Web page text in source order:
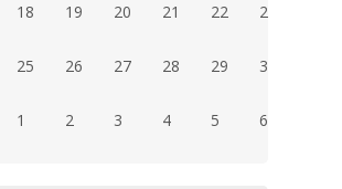
18 19 20 21 22 23
25 26 27 28 29 30
1 2 3 4 5 6